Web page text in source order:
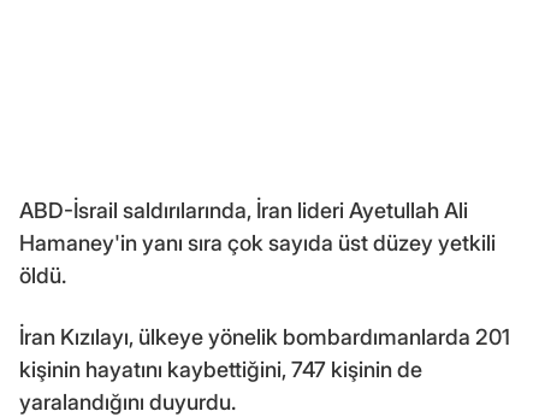
ABD-İsrail saldırılarında, İran lideri Ayetullah Ali
Hamaney'in yanı sıra çok sayıda üst düzey yetkili
öldü.
İran Kızılayı, ülkeye yönelik bombardımanlarda 201
kişinin hayatını kaybettiğini, 747 kişinin de
yaralandığını duyurdu.